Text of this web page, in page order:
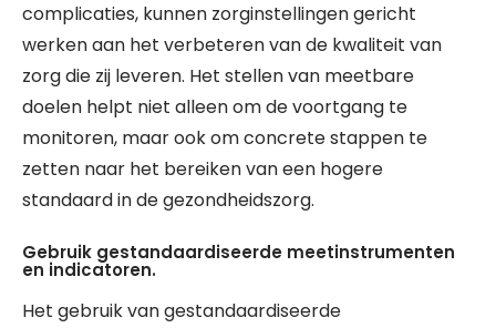
complicaties, kunnen zorginstellingen gericht
werken aan het verbeteren van de kwaliteit van
zorg die zij leveren. Het stellen van meetbare
doelen helpt niet alleen om de voortgang te
monitoren, maar ook om concrete stappen te
zetten naar het bereiken van een hogere
standaard in de gezondheidszorg.
Gebruik gestandaardiseerde meetinstrumenten
en indicatoren.
Het gebruik van gestandaardiseerde